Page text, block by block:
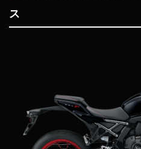
ス